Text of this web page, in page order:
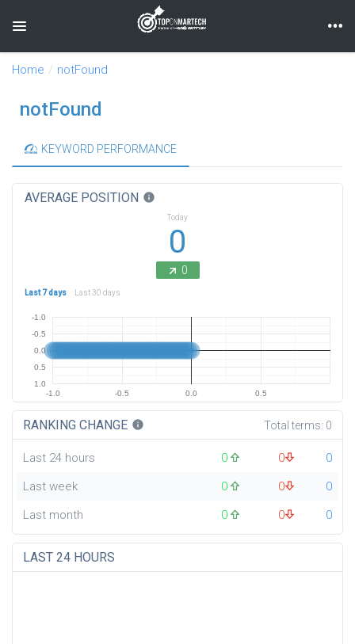
Toggle navigation
Home notFound
notFound
KEYWORD PERFORMANCE
AVERAGE POSITION info
Today
0
0
Last 7 days Last 30 days
-1.0 -0.5 0.0 0.5
-1.0
-0.5
0.0
0.5
1.0
RANKING CHANGE info Total terms: 0
Last 24 hours 0 0
0
Last week
0 0
0
Last month
0 0 0
LAST 24 HOURS